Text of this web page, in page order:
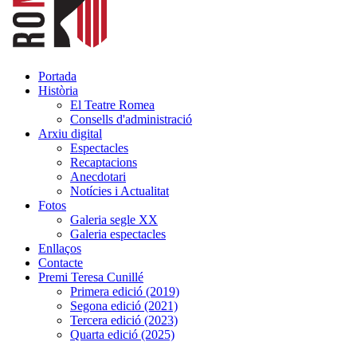
Portada
Història
El Teatre Romea
Consells d'administració
Arxiu digital
Espectacles
Recaptacions
Anecdotari
Notícies i Actualitat
Fotos
Galeria segle XX
Galeria espectacles
Enllaços
Contacte
Premi Teresa Cunillé
Primera edició (2019)
Segona edició (2021)
Tercera edició (2023)
Quarta edició (2025)